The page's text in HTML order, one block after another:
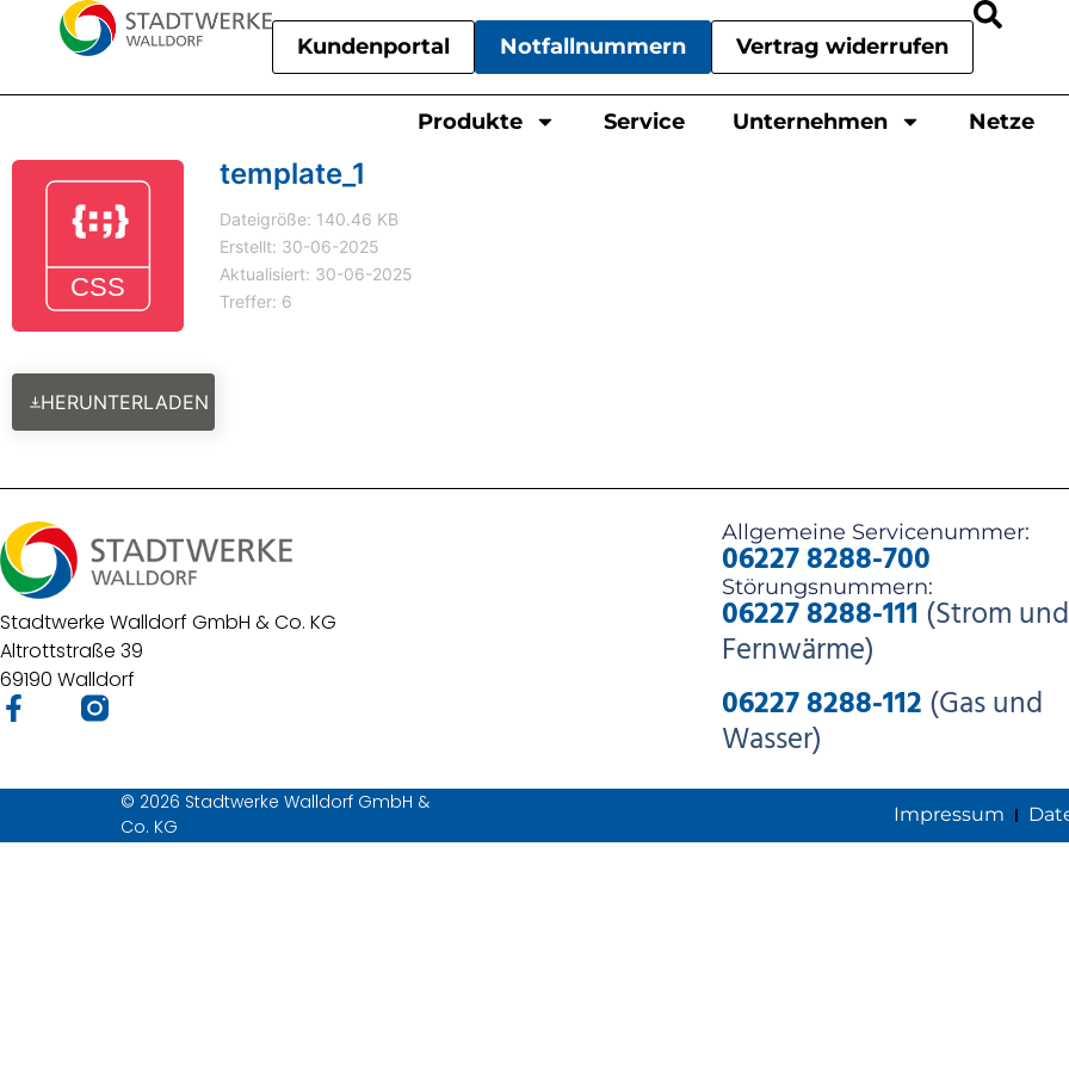
Kundenportal Notfallnummern Vertrag widerrufen
Produkte Service Unternehmen Netze
template_1
Dateigröße: 140.46 KB
Erstellt: 30-06-2025
Aktualisiert: 30-06-2025
Treffer: 6
HERUNTERLADEN
Stadtwerke Walldorf GmbH & Co. KG
Altrottstraße 39
69190 Walldorf
Allgemeine Servicenummer:
06227 8288-700
Störungsnummern:
06227 8288-111 (Strom und
Fernwärme)
06227 8288-112 (Gas und
Wasser)
© 2026 Stadtwerke Walldorf GmbH &
Co. KG
Impressum